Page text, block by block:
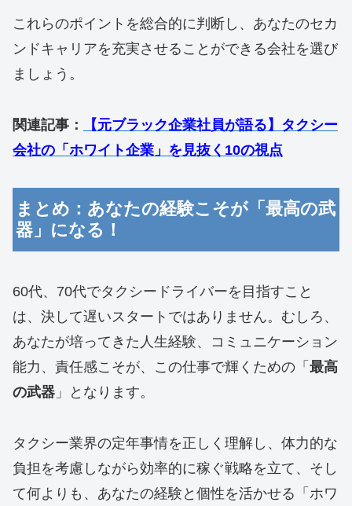
これらのポイントを総合的に判断し、あなたのセカ
ンドキャリアを充実させることができる会社を選び
ましょう。
関連記事：
【元ブラック企業社員が語る】タクシー
会社の「ホワイト企業」を見抜く10の視点
まとめ：あなたの経験こそが「最高の武
器」になる！
60代、70代でタクシードライバーを目指すこと
は、決して遅いスタートではありません。むしろ、
あなたが培ってきた人生経験、コミュニケーション
能力、責任感こそが、この仕事で輝くための「 最高
の武器 」となります。
タクシー業界の定年事情を正しく理解し、体力的な
負担を考慮しながら効率的に稼ぐ戦略を立て、そし
て何よりも、あなたの経験と個性を活かせる「ホワ